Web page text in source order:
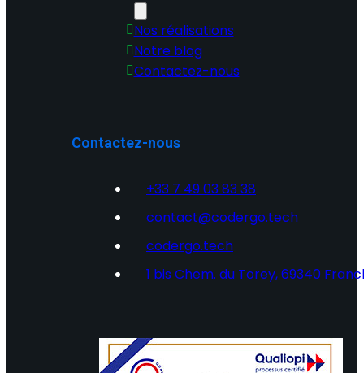
Nos réalisations
Notre blog
Contactez-nous
Contactez-nous
+33 7 49 03 83 38
contact@codergo.tech
codergo.tech
1 bis Chem. du Torey, 69340